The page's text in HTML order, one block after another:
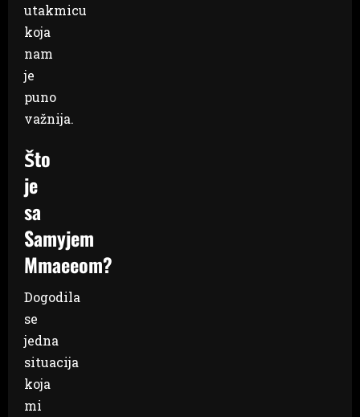
utakmicu
koja
nam
je
puno
važnija.
Što
je
sa
Samyjem
Mmaeeom?
Dogodila
se
jedna
situacija
koja
mi